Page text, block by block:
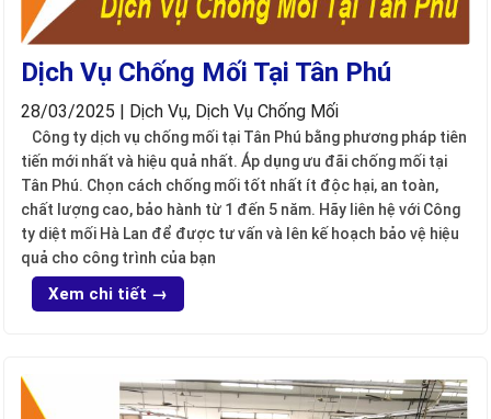
Dịch Vụ Chống Mối Tại Tân Phú
28/03/2025 | Dịch Vụ, Dịch Vụ Chống Mối
Công ty dịch vụ chống mối tại Tân Phú bằng phương pháp tiên
tiến mới nhất và hiệu quả nhất. Áp dụng ưu đãi chống mối tại
Tân Phú. Chọn cách chống mối tốt nhất ít độc hại, an toàn,
chất lượng cao, bảo hành từ 1 đến 5 năm. Hãy liên hệ với Công
ty diệt mối Hà Lan để được tư vấn và lên kế hoạch bảo vệ hiệu
quả cho công trình của bạn
Xem chi tiết →